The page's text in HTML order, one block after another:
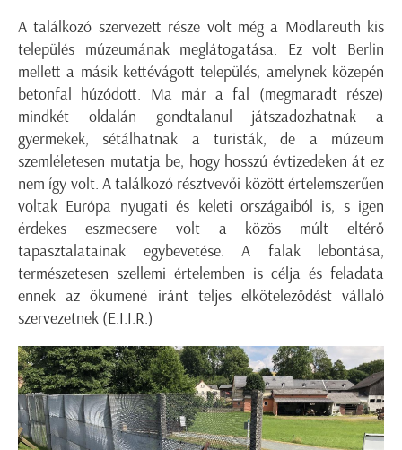
A találkozó szervezett része volt még a Mödlareuth kis
település múzeumának meglátogatása. Ez volt Berlin
mellett a másik kettévágott település, amelynek közepén
betonfal húzódott. Ma már a fal (megmaradt része)
mindkét oldalán gondtalanul játszadozhatnak a
gyermekek, sétálhatnak a turisták, de a múzeum
szemléletesen mutatja be, hogy hosszú évtizedeken át ez
nem így volt. A találkozó résztvevői között értelemszerűen
voltak Európa nyugati és keleti országaiból is, s igen
érdekes eszmecsere volt a közös múlt eltérő
tapasztalatainak egybevetése. A falak lebontása,
természetesen szellemi értelemben is célja és feladata
ennek az ökumené iránt teljes elköteleződést vállaló
szervezetnek (E.I.I.R.)